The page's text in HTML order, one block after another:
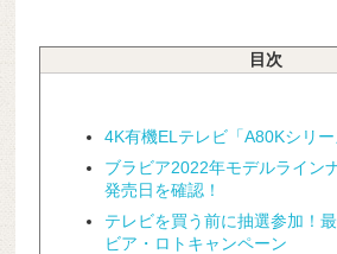
目次
4K有機ELテレビ「A80Kシリー
ブラビア2022年モデルライン
発売日を確認！
テレビを買う前に抽選参加！
ビア・ロトキャンペーン